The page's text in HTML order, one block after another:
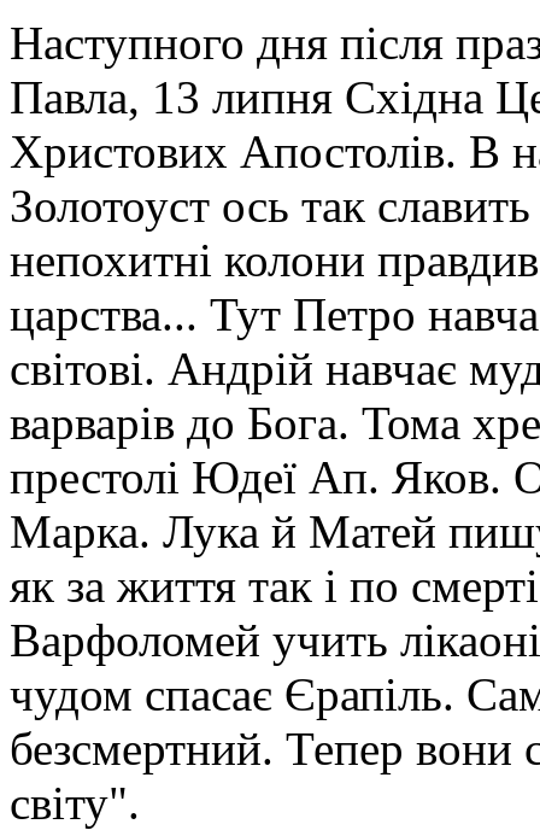
Наступного дня після
Павла, 13 липня Східна
Христових Апостолів. В
Золотоуст ось так
непохитні колони
царства... Тут Петро
світові. Андрій навчає
варварів до Бога. Тома
престолі Юдеї Ап. Яков.
Марка. Лука й Матей
як за життя так і по
Варфоломей учить
чудом спасає Єрапіль.
безсмертний. Тепер вони
світу".